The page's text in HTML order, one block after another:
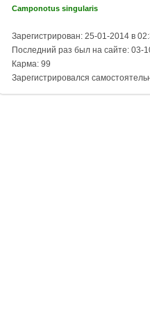
Camponotus singularis
Зарегистрирован: 25-01-2014 в
Последний раз был на сайте: 03-
Карма: 99
Зарегистрировался